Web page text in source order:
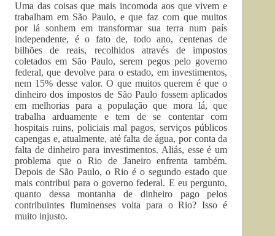
Uma das coisas que mais incomoda aos que vivem e
trabalham em São Paulo, e que faz com que muitos
por lá sonhem em transformar sua terra num país
independente, é o fato de, todo ano, centenas de
bilhões de reais, recolhidos através de impostos
coletados em São Paulo, serem pegos pelo governo
federal, que devolve para o estado, em investimentos,
nem 15% desse valor. O que muitos querem é que o
dinheiro dos impostos de São Paulo fossem aplicados
em melhorias para a população que mora lá, que
trabalha arduamente e tem de se contentar com
hospitais ruins, policiais mal pagos, serviços públicos
capengas e, atualmente, até falta de água, por conta da
falta de dinheiro para investimentos. Aliás, esse é um
problema que o Rio de Janeiro enfrenta também.
Depois de São Paulo, o Rio é o segundo estado que
mais contribui para o governo federal. E eu pergunto,
quanto dessa montanha de dinheiro pago pelos
contribuintes fluminenses volta para o Rio? Isso é
muito injusto.